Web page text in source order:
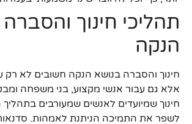
תהליכי חינוך
הנקה
חינוך והסברה בנושא הנקה חשובים לא רק
אלא גם עבור אנשי מקצוע, בני משפחה
חינוך שמיועדים לאנשים שמעורבים בתהליך
לשפר את התמיכה הניתנת לאמהות.